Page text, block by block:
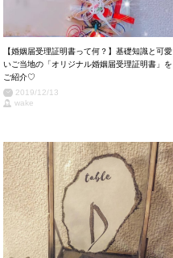
【婚姻届受理証明書って何？】基礎知識と可愛
いご当地の「オリジナル婚姻届受理証明書」を
ご紹介♡
2019/12/13
wake